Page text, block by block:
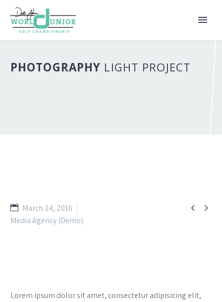
PHOTOGRAPHY LIGHT PROJECT
 
March 24, 2016
Media Agency (Demo)
Lorem ipsum dolor sit amet, consectetur adipisicing elit,